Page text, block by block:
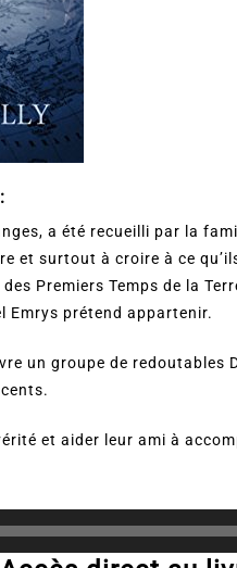
a été recueilli par la
et surtout à croire à ce
Premiers Temps de la
Emrys prétend appartenir.
un groupe de redoutables
et aider leur ami à